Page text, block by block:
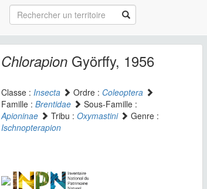
ChlorapionGyörffy, 1956
Classe : Insecta Ordre : Coleoptera
Famille : Brentidae
Sous-Famille :
Apioninae
Tribu : Oxymastini
Genre :
Ischnopterapion